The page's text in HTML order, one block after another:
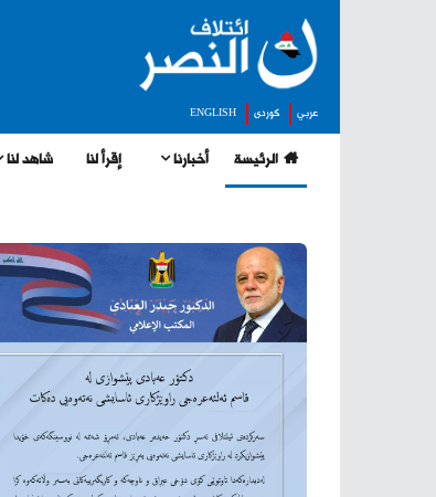
ENGLISH كوردى عربي
الرئيسة أخبارنا إقرأ لنا شاهد لنا